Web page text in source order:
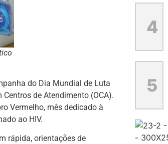
do Dia Mundial de Luta
de Atendimento (OCA).
Vermelho, mês dedicado à
ao HIV.
rápida, orientações de
4
5